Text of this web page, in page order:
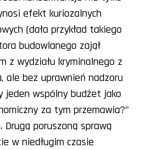
efekt kuriozalnych
(dała przykład takiego
budowlanego zajął
z wydziału kryminalnego z
ale bez uprawnień nadzoru
jeden wspólny budżet jako
za tym przemawia?”
Drugą poruszoną sprawą
w niedługim czasie